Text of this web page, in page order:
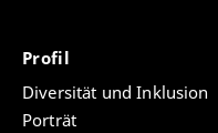
Profil
Diversität und Inklusion
Porträt